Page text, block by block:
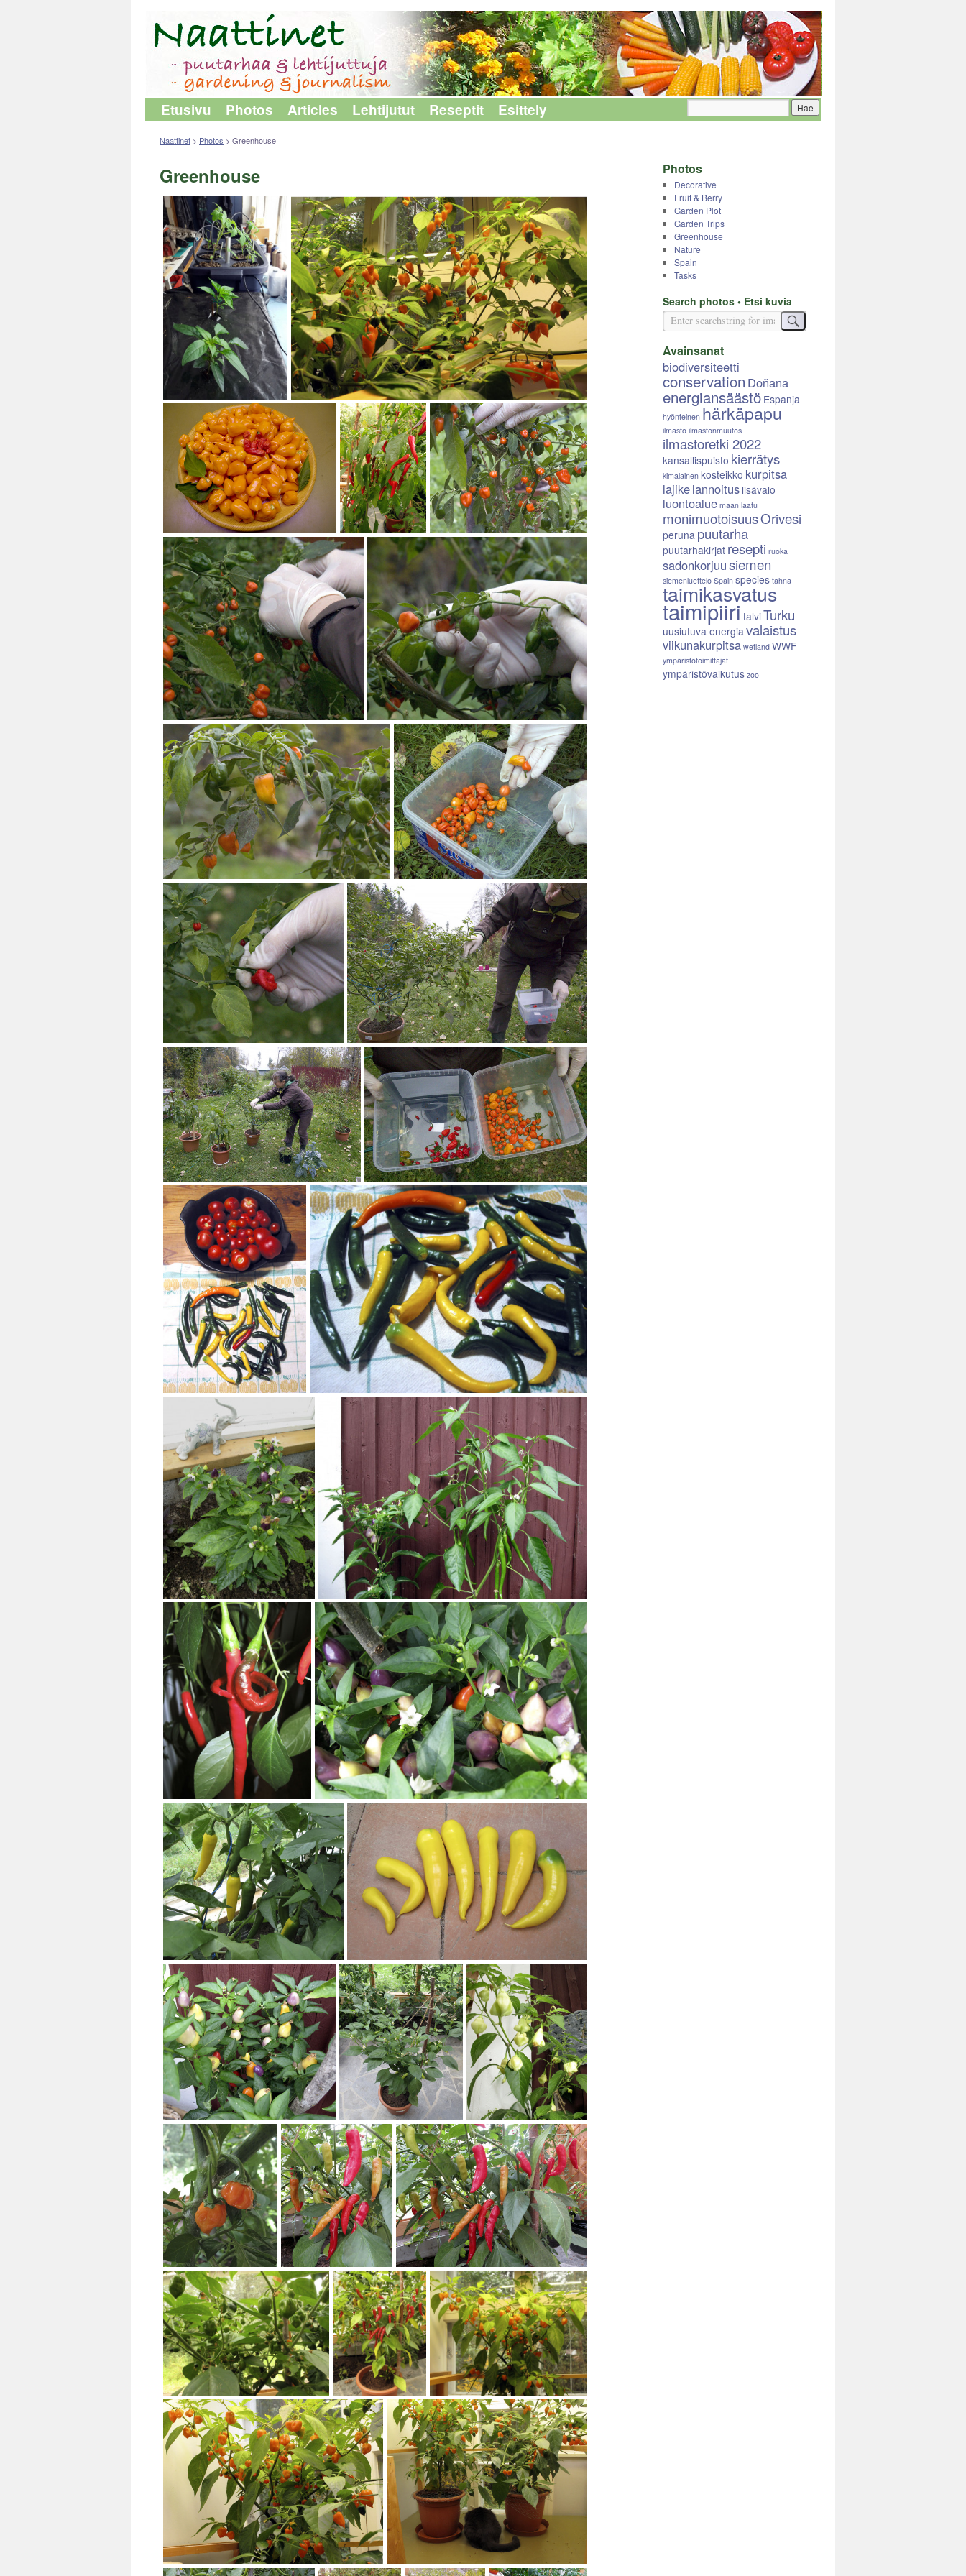
Etusivu Photos Articles Lehtijutut Reseptit Esittely
Naattinet > Photos > Greenhouse
Greenhouse Photos
Decorative
Fruit & Berry
Garden Plot
Garden Trips
Greenhouse
Nature
Spain
Tasks
Search photos • Etsi kuvia
Avainsanat
biodiversiteetti
conservation Doñana
energiansäästö Espanja
hyönteinen härkäpapu
ilmasto ilmastonmuutos
ilmastoretki 2022
kansallispuisto kierrätys
kimalainen kosteikko kurpitsa
lajikelannoitus lisävalo
luontoalue maan laatu
monimuotoisuusOrivesi
peruna puutarha
puutarhakirjat resepti ruoka
sadonkorjuusiemen
siemenluettelo Spain species tahna
taimikasvatus
taimipiiri talviTurku
uusiutuva energia valaistus
viikunakurpitsa wetland WWF
ympäristötoimittajat
ympäristövaikutus zoo